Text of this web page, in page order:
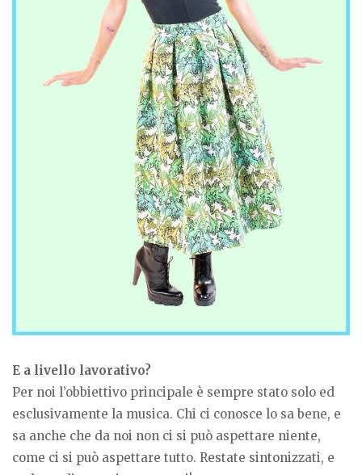
E a livello lavorativo?
Per noi l’obbiettivo principale è sempre stato solo ed
esclusivamente la musica. Chi ci conosce lo sa bene, e
sa anche che da noi non ci si può aspettare niente,
come ci si può aspettare tutto. Restate sintonizzati, e